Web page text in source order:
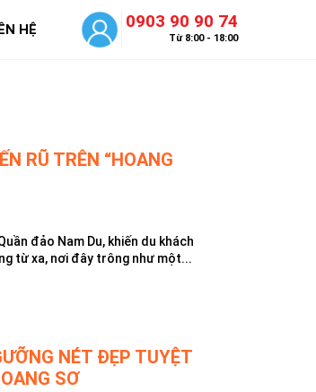
HỆ 0903 90 90 74
Từ 8:00 - 18:00
RŨ TRÊN “HOANG
đảo Nam Du, khiến du khách
từ xa, nơi đây trông như một...
NÉT ĐẸP TUYỆT
SƠ